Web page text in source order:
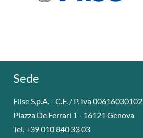
Sede
Filse S.p.A. - C.F. / P. Iva 00616030102
Piazza De Ferrari 1 - 16121 Genova
Tel. +39 010 840 33 03